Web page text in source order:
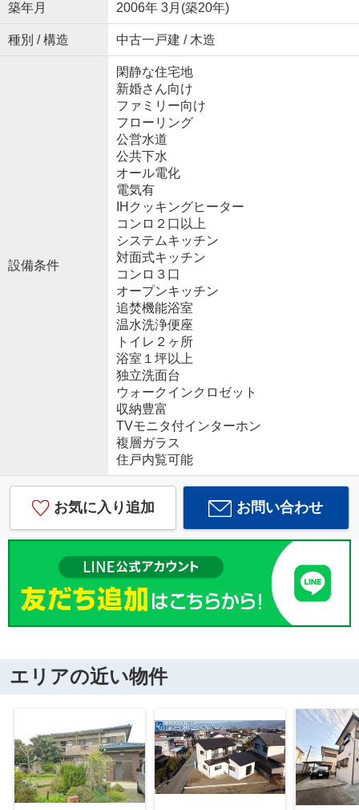
築年月 2006年 3月(築20年)
種別 / 構造 中古一戸建 / 木造
設備条件
閑静な住宅地
新婚さん向け
ファミリー向け
フローリング
公営水道
公共下水
オール電化
電気有
IHクッキングヒーター
コンロ２口以上
システムキッチン
対面式キッチン
コンロ３口
オープンキッチン
追焚機能浴室
温水洗浄便座
トイレ２ヶ所
浴室１坪以上
独立洗面台
ウォークインクロゼット
収納豊富
TVモニタ付インターホン
複層ガラス
住戸内覧可能
お気に入り追加 お問い合わせ
エリアの近い物件